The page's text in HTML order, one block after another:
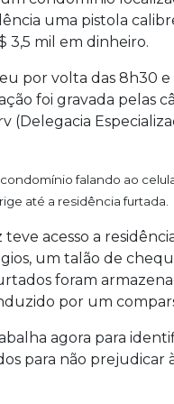
uma pistola
3,5 mil em dinheiro.
por volta das 8h30
foi gravada pelas
(Delegacia
falando ao
até a residência furtada.
acesso a
um talão de
foram
por um
agora para
para não prejudicar